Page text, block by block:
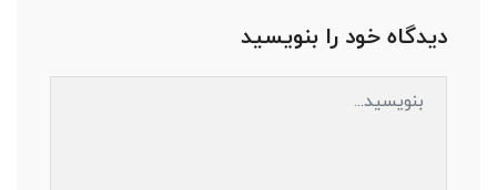
دیدگاه خود را بنویسید